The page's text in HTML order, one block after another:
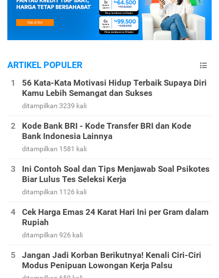
ARTIKEL POPULER
56 Kata-Kata Motivasi Hidup Terbaik Supaya Diri
Kamu Lebih Semangat dan Sukses
ditampilkan 3239 kali
Kode Bank BRI - Kode Transfer BRI dan Kode
Bank Indonesia Lainnya
ditampilkan 1581 kali
Ini Contoh Soal dan Tips Menjawab Soal Psikotes
Biar Lulus Tes Seleksi Kerja
ditampilkan 1126 kali
Cek Harga Emas 24 Karat Hari Ini per Gram dalam
Rupiah
ditampilkan 926 kali
Jangan Jadi Korban Berikutnya! Kenali Ciri-Ciri
Modus Penipuan Lowongan Kerja Palsu